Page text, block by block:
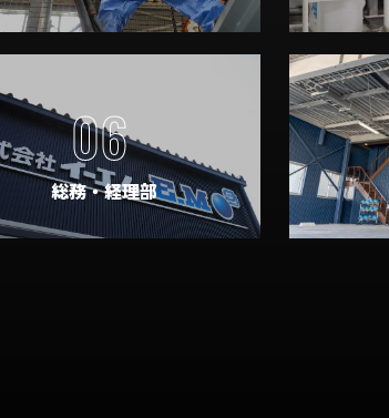
06
総務・経理部